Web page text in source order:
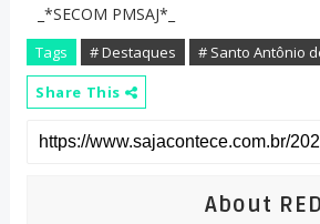
_*SECOM PMSAJ*_
Tags # Destaques
# Santo Antônio
Share This
About